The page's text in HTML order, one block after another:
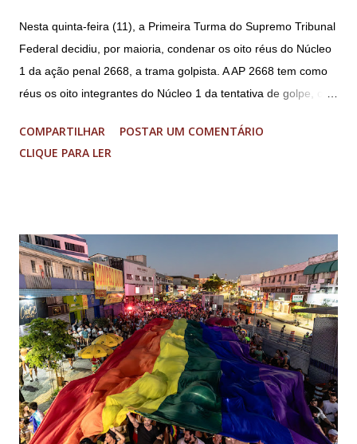
Nesta quinta-feira (11), a Primeira Turma do Supremo Tribunal
Federal decidiu, por maioria, condenar os oito réus do Núcleo
1 da ação penal 2668, a trama golpista. A AP 2668 tem como
réus os oito integrantes do Núcleo 1 da tentativa de golpe, ou
(PGR): o deputado federal Alexandre Ramagem, ex-diretor da
Agência Brasileira de Inteligência (Abin); o almirante Almir
Segurança Institucional (GSI); o tenente-coronel Mauro Cid,
ex-ajudante de ordens de Bolsonaro (réu-colaborador); o ex-
presidente da República Jair Bolsonaro; o general Paulo
Sérgio Nogueira, ex-ministro da Defesa; e o general da
reserva Walter Braga Netto, ex-ministro da Casa Civil e da
Defesa. A acusação envolveu os crimes de tentativa de
abolição violenta do Estado Democrático de Direito, golpe de
E...
COMPARTILHAR
POSTAR UM COMENTÁRIO
CLIQUE PARA LER